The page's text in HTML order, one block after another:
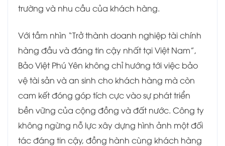
trường và nhu cầu của khách hàng.
Với tầm nhìn “Trở thành doanh nghiệp tài chính
hàng đầu và đáng tin cậy nhất tại Việt Nam”,
Bảo Việt Phú Yên không chỉ hướng tới việc bảo
vệ tài sản và an sinh cho khách hàng mà còn
cam kết đóng góp tích cực vào sự phát triển
bền vững của cộng đồng và đất nước. Công ty
không ngừng nỗ lực xây dựng hình ảnh một đối
tác đáng tin cậy, đồng hành cùng khách hàng